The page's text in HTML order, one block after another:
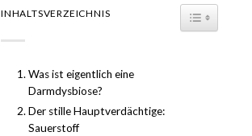
INHALTSVERZEICHNIS TOGGLE
Was ist eigentlich eine
Darmdysbiose?
Der stille Hauptverdächtige:
Sauerstoff